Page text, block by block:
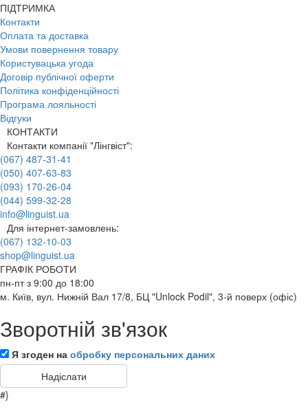
ПІДТРИМКА
Контакти
Оплата та доставка
Умови повернення товару
Користувацька угода
Договір публічної оферти
Політика конфіденційності
Програма лояльності
Відгуки
КОНТАКТИ
Контакти компанії "Лінгвіст":
(067) 487-31-41
(050) 407-63-83
(093) 170-26-04
(044) 599-32-28
info@linguist.ua
Для інтернет-замовлень:
(067) 132-10-03
shop@linguist.ua
ГРАФІК РОБОТИ
пн-пт з 9:00 до 18:00
м. Київ, вул. Нижній Вал 17/8, БЦ "Unlock Podil", 3-й поверх (офіс)
Зворотній зв'язок
Я згоден на обробку персональних даних
#}